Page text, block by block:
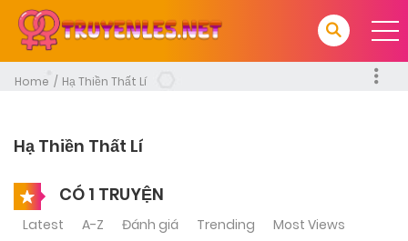
Home Hạ Thiền Thất Lí
Hạ Thiền Thất Lí
CÓ 1 TRUYỆN
Latest A-Z Đánh giá Trending
Most Views